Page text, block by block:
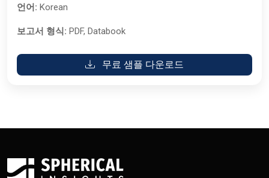
언어: Korean
보고서 형식: PDF, Databook
무료 샘플 다운로드